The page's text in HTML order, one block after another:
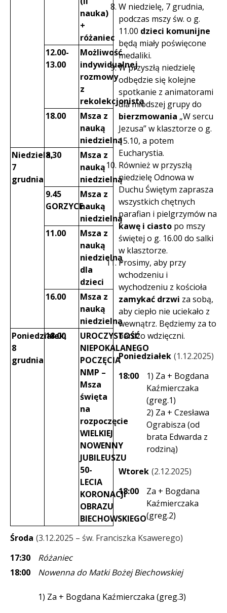
nauka)
+
różaniec
12.00-
13.00
Możliwość
indywidualnej
rozmowy
z
rekolekcjonistą
18.00
Msza z
nauką
niedzielną
Niedziela,
7
grudnia
8.30
Msza z
nauką
niedzielną
9.45
GORZYCE
Msza z
nauką
niedzielną
11.00
Msza z
nauką
niedzielną
dla
dzieci
16.00
Msza z
nauką
niedzielną
Poniedziałek,
8
grudnia
18.00
UROCZYSTOŚĆ
NIEPOKALANEGO
POCZĘCIA
NMP –
Msza
święta
na
rozpoczęcie
WIELKIEJ
NOWENNY
JUBILEUSZU
50-
LECIA
KORONACJI
OBRAZU
BIECHOWSKIEGO
W niedzielę, 7 grudnia,
podczas mszy św. o g.
11.00 dzieci komunijne
będą miały poświęcone
medaliki.
W przyszłą niedzielę
odbędzie się kolejne
spotkanie z animatorami
dla młodszej grupy do
bierzmowania „W sercu
Jezusa” w klasztorze o g.
15.10, a potem
Eucharystia.
Również w przyszłą
niedzielę Odnowa w
Duchu Świętym zaprasza
wszystkich chętnych
parafian i pielgrzymów na
kawę i ciasto po mszy
świętej o g. 16.00 do salki
w klasztorze.
Prosimy, aby przy
wchodzeniu i
wychodzeniu z kościoła
zamykać drzwi za sobą,
aby ciepło nie uciekało z
wewnątrz. Będziemy za to
bardzo wdzięczni.
Poniedziałek 1.12.2025
18:00
1) Za + Bogdana
Kaźmierczaka
(greg.1)
2) Za + Czesława
Ograbisza (od
brata Edwarda z
rodziną)
Wtorek 2.12.2025
18:00
Za + Bogdana
Kaźmierczaka
(greg.2)
Środa 3.12.2025 – św. Franciszka Ksawerego
17:30
Różaniec
18:00
Nowenna do Matki Bożej Biechowskiej
1) Za + Bogdana Kaźmierczaka (greg.3)